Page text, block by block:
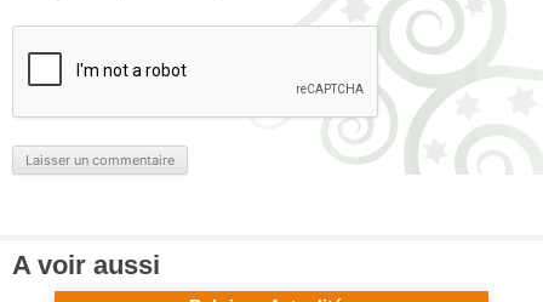
A voir aussi